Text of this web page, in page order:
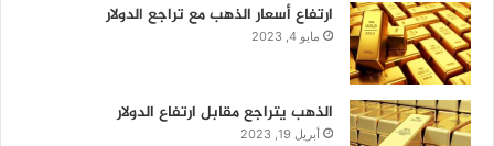
ارتفاع أسعار الذهب مع تراجع الدولار
مايو 4, 2023
الذهب يتراجع مقابل ارتفاع الدولار
أبريل 19, 2023